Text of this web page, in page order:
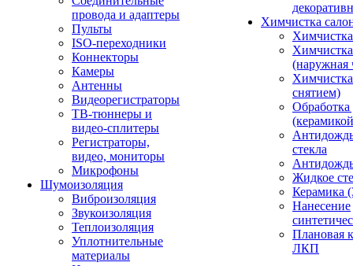
провода и адаптеры
Пульты
ISO-переходники
Коннекторы
Камеры
Антенны
Видеорегистраторы
ТВ-тюннеры и
видео-сплитеры
Регистраторы,
видео, мониторы
Микрофоны
Шумоизоляция
Виброизоляция
Звукоизоляция
Теплоизоляция
Уплотнительные
материалы
Химчистка
(наружная
снятием)
Обработка
стекла
Жидкое
Керамика
Нанесение
Плановая
ЛКП